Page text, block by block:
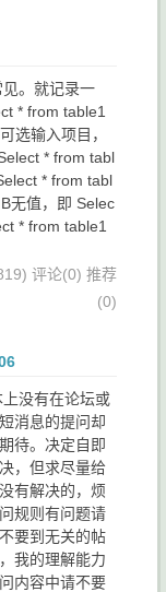
。就记录一
* from table1
选输入项目，
* from tabl
* from tabl
无值，即 Selec
* from table1
评论(0) 推荐
(0)
没有在论坛或
消息的提问却
待。决定自即
，但求尽量给
有解决的，烦
规则有问题请
要到无关的帖
我的理解能力
内容中请不要